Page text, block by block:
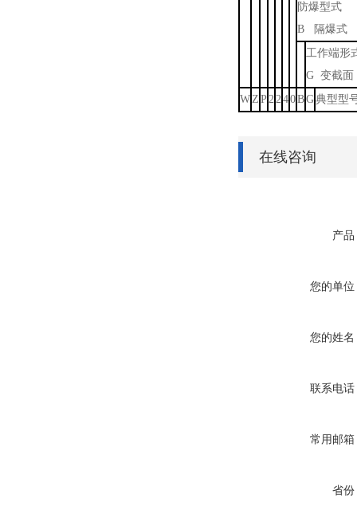
防爆型式
B 隔爆式
工作端形
G 变截面
WZ P 2240BG典型型
在线咨询
产品
您的单位
您的姓名
联系电话
常用邮箱
省份